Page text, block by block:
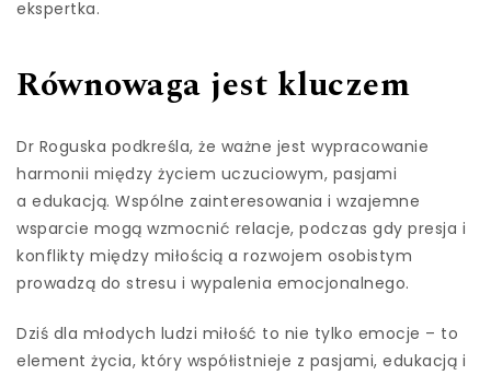
ekspertka.
Równowaga jest kluczem
Dr Roguska podkreśla, że ważne jest wypracowanie
harmonii między życiem uczuciowym, pasjami
a edukacją. Wspólne zainteresowania i wzajemne
wsparcie mogą wzmocnić relacje, podczas gdy presja i
konflikty między miłością a rozwojem osobistym
prowadzą do stresu i wypalenia emocjonalnego.
Dziś dla młodych ludzi miłość to nie tylko emocje – to
element życia, który współistnieje z pasjami, edukacją i